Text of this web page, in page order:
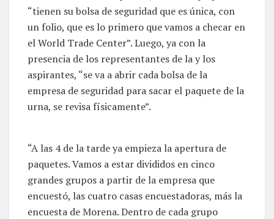
“tienen su bolsa de seguridad que es única, con
un folio, que es lo primero que vamos a checar en
el World Trade Center”. Luego, ya con la
presencia de los representantes de la y los
aspirantes, “se va a abrir cada bolsa de la
empresa de seguridad para sacar el paquete de la
urna, se revisa físicamente”.
“A las 4 de la tarde ya empieza la apertura de
paquetes. Vamos a estar divididos en cinco
grandes grupos a partir de la empresa que
encuestó, las cuatro casas encuestadoras, más la
encuesta de Morena. Dentro de cada grupo